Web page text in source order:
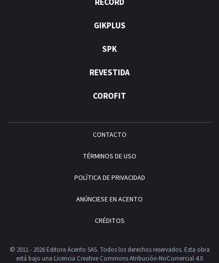
RÉCORD
GIKPLUS
SPK
REVESTIDA
COROFIT
CONTACTO
TÉRMINOS DE USO
POLÍTICA DE PRIVACIDAD
ANÚNCIESE EN ACENTO
CRÉDITOS
© 2011 - 2026 Editora Acento SAS. Todos los derechos reservados. Esta obra
está bajo una Licencia Creative Commons Atribución-NoComercial 4.0